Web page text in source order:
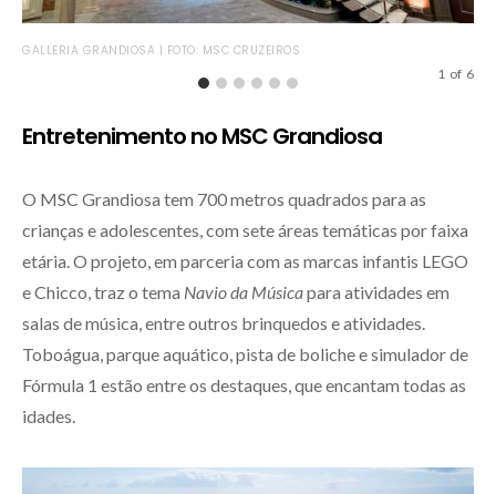
GALLERIA GRANDIOSA | FOTO: MSC CRUZEIROS
1 of 6
Entretenimento no MSC Grandiosa
O MSC Grandiosa tem 700 metros quadrados para as
crianças e adolescentes, com sete áreas temáticas por faixa
etária. O projeto, em parceria com as marcas infantis LEGO
e Chicco, traz o tema Navio da Músicapara atividades em
salas de música, entre outros brinquedos e atividades.
Toboágua, parque aquático, pista de boliche e simulador de
Fórmula 1 estão entre os destaques, que encantam todas as
idades.